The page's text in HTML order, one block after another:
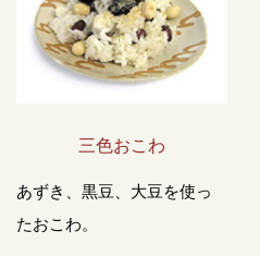
三色おこわ
あずき、黒豆、大豆を使っ
たおこわ。